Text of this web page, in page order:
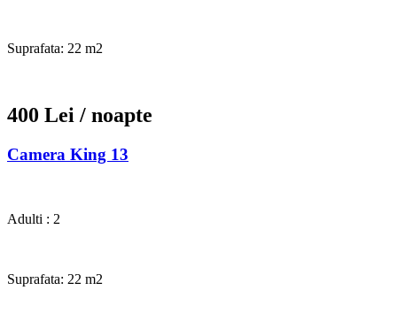
Suprafata: 22 m2
400 Lei / noapte
Camera King 13
Adulti : 2
Suprafata: 22 m2